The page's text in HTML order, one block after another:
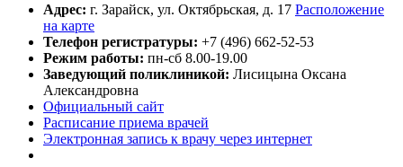
Адрес: г. Зарайск, ул. Октябрьская, д. 17 Расположение
на карте
Телефон регистратуры: +7 (496) 662-52-53
Режим работы: пн-сб 8.00-19.00
Заведующий поликлиникой: Лисицына Оксана
Александровна
Официальный сайт
Расписание приема врачей
Электронная запись к врачу через интернет